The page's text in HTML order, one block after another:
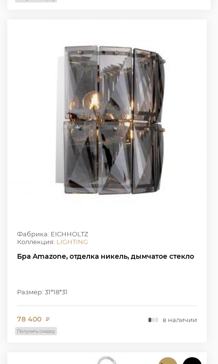
Фабрика: EICHHOLTZ
Коллекция: LIGHTING
Бра Amazone, отделка никель, дымчатое стекло
Размер: 31*18*31
78 400 ₽ в наличии
Получить скидку